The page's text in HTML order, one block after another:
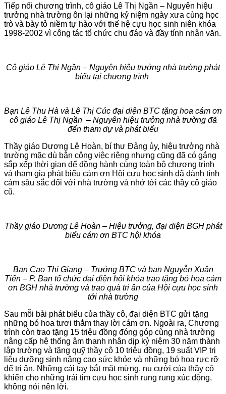
Tiếp nối chương trình, cô giáo Lê Thị Ngần – Nguyên hiệu
trưởng nhà trường ôn lại những kỷ niệm ngày xưa cùng học
trò và bày tỏ niềm tự hào với thế hệ cựu học sinh niên khóa
1998-2002 vì công tác tổ chức chu đáo và đầy tính nhân văn.
Cô giáo Lê Thị Ngần – Nguyên hiệu trưởng nhà trường phát
biểu tại chương trình
Bạn Lê Thu Hà và Lê Thị Cúc đại diện BTC tặng hoa cám ơn
cô giáo Lê Thị Ngần – Nguyên hiệu trưởng nhà trường đã
đến tham dự và phát biểu
Thầy giáo Dương Lê Hoàn, bí thư Đảng ủy, hiệu trưởng nhà
trường mặc dù bận công việc riêng nhưng cũng đã có gắng
sắp xếp thời gian để đồng hành cùng toàn bộ chương trình
và tham gia phát biểu cám ơn Hội cựu học sinh đã dành tình
cảm sâu sắc đối với nhà trường và nhớ tới các thầy cô giáo
cũ.
Thầy giáo Dương Lê Hoàn – Hiệu trưởng, đại diện BGH phát
biểu cám ơn BTC hội khóa
Bạn Cao Thị Giang – Trưởng BTC và bạn Nguyễn Xuân
Tiến – P. Ban tổ chức đại diện hội khóa trao tặng bó hoa cám
ơn BGH nhà trường và trao quà tri ân của Hội cựu học sinh
tới nhà trường
Sau mỗi bài phát biểu của thầy cô, đại diện BTC gửi tặng
những bó hoa tươi thắm thay lời cám ơn. Ngoài ra, Chương
trình còn trao tặng 15 triệu đồng đóng góp cùng nhà trường
nâng cấp hệ thống âm thanh nhân dịp kỷ niệm 30 năm thành
lập trường và tặng quỹ thầy cô 10 triệu đồng, 19 suất VIP trị
liệu dưỡng sinh nâng cao sức khỏe và những bó hoa rực rỡ
để tri ân. Những cái tay bắt mặt mừng, nụ cười của thầy cô
khiến cho những trái tim cựu học sinh rung rung xúc động,
không nói nên lời.